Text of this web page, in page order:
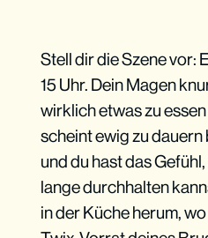
Stell dir die Szene vor:
15 Uhr. Dein Magen
wirklich etwas zu
scheint ewig zu
und du hast das
lange durchhalten
in der Küche herum,